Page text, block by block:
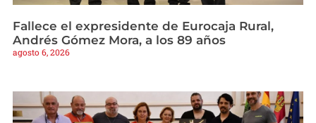
Fallece el expresidente de Eurocaja Rural,
Andrés Gómez Mora, a los 89 años
agosto 6, 2026